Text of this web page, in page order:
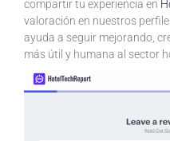
compartir tu experiencia en
valoración en nuestros
ayuda a seguir mejorando,
más útil y humana al sector